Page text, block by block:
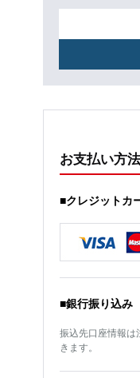
お支払い方
■クレジットカ
■銀行振り込み
振込先口座情報は
きます。